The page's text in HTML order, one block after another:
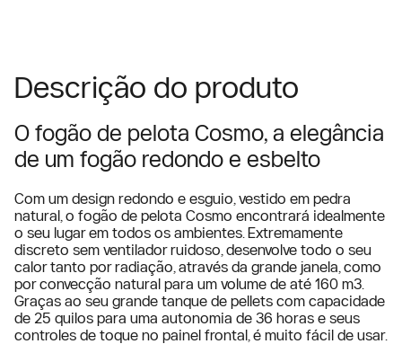
Descrição do produto
O fogão de pelota Cosmo, a elegância
de um fogão redondo e esbelto
Com um design redondo e esguio, vestido em pedra
natural, o fogão de pelota Cosmo encontrará idealmente
o seu lugar em todos os ambientes. Extremamente
discreto sem ventilador ruidoso, desenvolve todo o seu
calor tanto por radiação, através da grande janela, como
por convecção natural para um volume de até 160 m3.
Graças ao seu grande tanque de pellets com capacidade
de 25 quilos para uma autonomia de 36 horas e seus
controles de toque no painel frontal, é muito fácil de usar.